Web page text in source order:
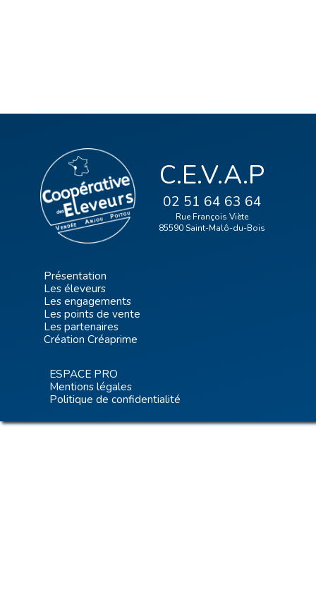
C.E.V.A.P
02 51 64 63 64
Rue François Viète
85590 Saint-Malô-du-Bois
Présentation
Les éleveurs
Les engagements
Les points de vente
Les partenaires
Création Créaprime
ESPACE PRO
Mentions légales
Politique de confidentialité